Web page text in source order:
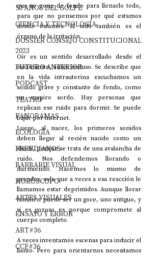
50 AÑOS DEL GOLPE
CIENCIA Y TECNOLOGÍA
DOSSIER CONSEJO CONSTITUCIONAL
2023
FUTURO ANTERIOR
PODCAST
TEATRO
PANORAMAS
ECOLOGÍA
FREUDIANOS
BARBARIE VISUAL
HORÓSCOPO
ARTES VISUALES
ENSAYO Y ERROR
ART#36
CCF#36
que se pone de fondo para llenarlo todo,
para que no pensemos por qué estamos
donde estamos. El oído también es el
órgano de la irritación.
Oír es un sentido desarrollado desde el
nacimiento, antes incluso. Se describe que
en la vida intrauterina escuchamos un
sonido grave y constante de fondo, como
un suspiro sordo. Hay personas que
replican ese ruido para dormir. Se puede
bajar por internet.
Luego, al nacer, los primeros sonidos
deben llegar al recién nacido como un
shock, porque se trata de una avalancha de
ruido. Nos defendemos llorando o
durmiendo. Hacemos lo mismo de
grandes, solo que a veces a esa reacción le
llamamos estar deprimidos. Aunque llorar
también puede ser un goce, uno antiguo, y
si es gozoso es porque compromete al
cuerpo completo.
A veces inventamos escenas para inducir el
llanto. Pero para orientarnos necesitamos